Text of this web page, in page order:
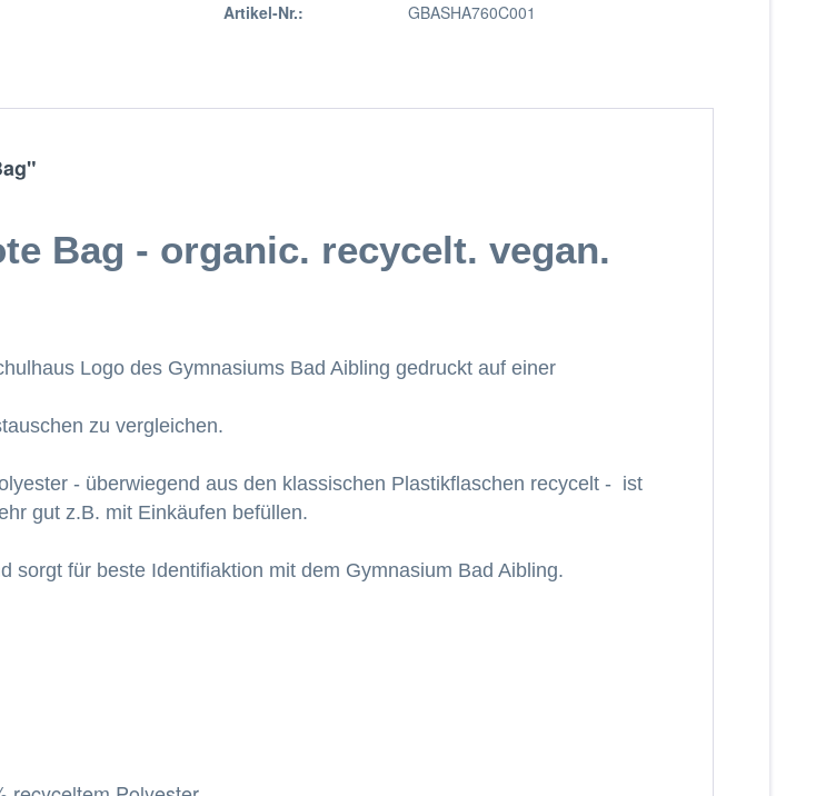
Artikel-Nr.: GBASHA760C001
Bag - organic. recycelt. vegan.
Logo des Gymnasiums Bad Aibling gedruckt auf einer
zu vergleichen.
- überwiegend aus den klassischen Plastikflaschen recycelt - ist
gut z.B. mit Einkäufen befüllen.
sorgt für beste Identifiaktion mit dem Gymnasium Bad Aibling.